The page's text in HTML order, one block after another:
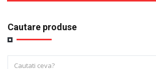
Cautare produse